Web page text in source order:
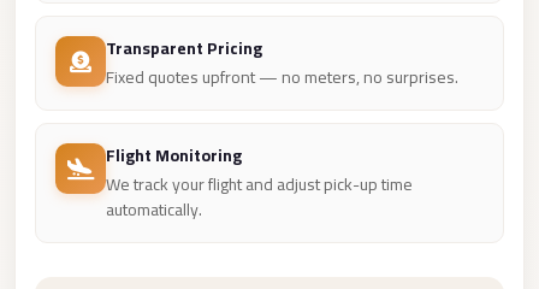
Transparent Pricing
Fixed quotes upfront — no meters, no surprises.
Flight Monitoring
We track your flight and adjust pick-up time
automatically.
Limousine
Service